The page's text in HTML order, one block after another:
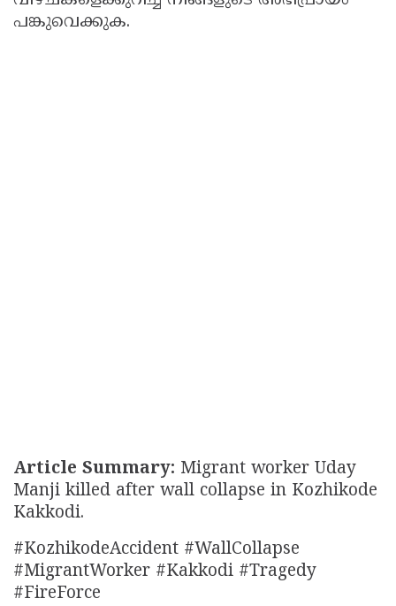
പങ്കുവെക്കുക.
Article Summary: Migrant worker Uday
Manji killed after wall collapse in Kozhikode
Kakkodi.
#KozhikodeAccident #WallCollapse
#MigrantWorker #Kakkodi #Tragedy
#FireForce